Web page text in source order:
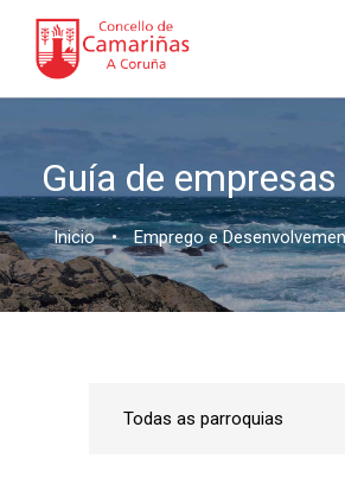
Guía de empresas
Inicio • Emprego e